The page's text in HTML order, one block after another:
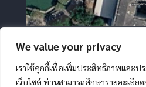
We value your privacy
เราใช้คุกกี้เพื่อเพิ่มประสิทธิภาพและป
เว็บไซต์ ท่านสามารถศึกษารายละเอีย